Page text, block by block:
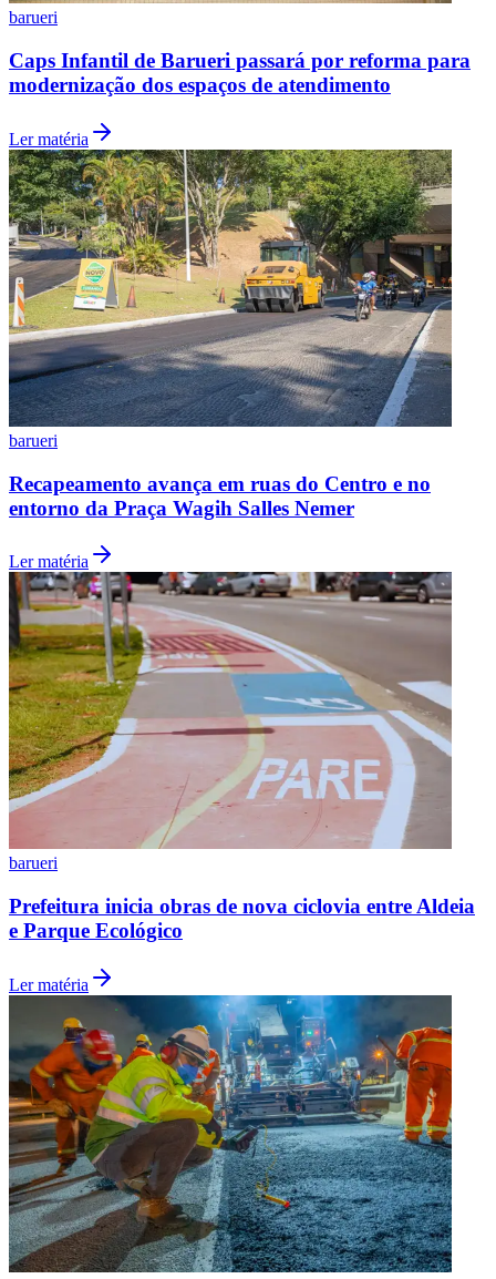
São Paulo
Santos
Flamengo
barueri
Caps Infantil de Barueri passará por reforma para
modernização dos espaços de atendimento
Ler matéria
barueri
Recapeamento avança em ruas do Centro e no
entorno da Praça Wagih Salles Nemer
Ler matéria
barueri
Prefeitura inicia obras de nova ciclovia entre Aldeia
e Parque Ecológico
Ler matéria